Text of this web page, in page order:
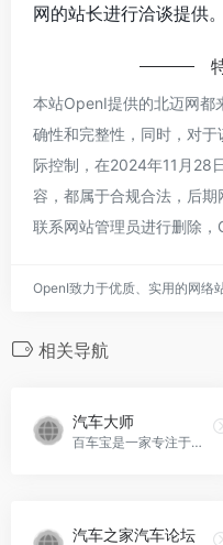
网的站长进行洽谈提供
本站OpenI提供的北迈网都
确性和完整性，同时，对
际控制，在2024年11月28
容，都属于合规合法，后
联系网站管理员进行删除，
OpenI致力于优质、实用的网络
相关导航
汽车大师
百车宝是一家专注于汽车后市场的垂直搜索引擎，为用户提供一站式汽车维修保养解决方案，包括维修保养信息查询、比价搜索、本地O2O服务等，北京百车宝科技有限公司旗下。...，汽车大师官网入口网址
汽车之家汽车论坛